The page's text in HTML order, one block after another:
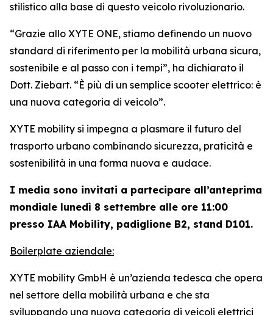
stilistico alla base di questo veicolo rivoluzionario.
“Grazie allo XYTE ONE, stiamo definendo un nuovo
standard di riferimento per la mobilità urbana sicura,
sostenibile e al passo con i tempi”, ha dichiarato il
Dott. Ziebart. “È più di un semplice scooter elettrico: è
una nuova categoria di veicolo”.
XYTE mobility si impegna a plasmare il futuro del
trasporto urbano combinando sicurezza, praticità e
sostenibilità in una forma nuova e audace.
I media sono invitati a partecipare all’anteprima
mondiale lunedì 8 settembre alle ore 11:00
presso IAA Mobility, padiglione B2, stand D101.
Boilerplate aziendale:
XYTE mobility GmbH è un’azienda tedesca che opera
nel settore della mobilità urbana e che sta
sviluppando una nuova categoria di veicoli elettrici